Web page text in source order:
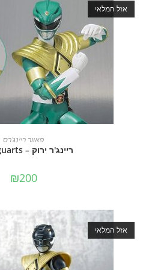
אזל המלאי
מידע נוסף
פאוור ריינג'רס
ריינג'ר ירוק – S.H Figuarts
₪200
אזל המלאי